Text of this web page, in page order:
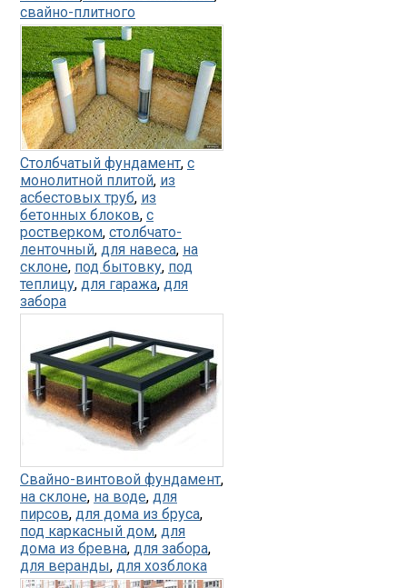
свайно-плитного
Столбчатый фундамент, с
монолитной плитой, из
асбестовых труб, из
бетонных блоков, с
ростверком, столбчато-
ленточный, для навеса, на
склоне, под бытовку, под
теплицу, для гаража, для
забора
Свайно-винтовой фундамент,
на склоне, на воде, для
пирсов, для дома из бруса,
под каркасный дом, для
дома из бревна, для забора,
для веранды, для хозблока